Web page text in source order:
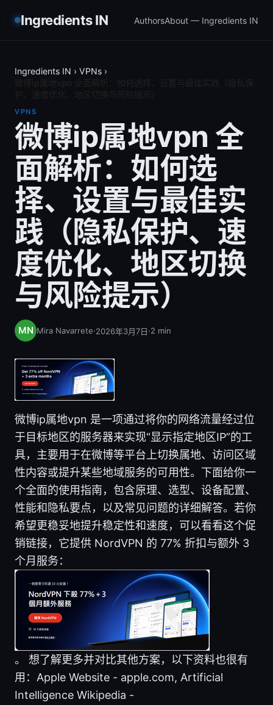
Ingredients IN AuthorsAbout — Ingredients IN
Ingredients IN › VPNs ›
VPNS
微博ip属地vpn 全
面解析：如何选
择、设置与最佳实
践（隐私保护、速
度优化、地区切换
与风险提示）
Mira Navarrete·2026年3月7日·2 min
微博ip属地vpn 是一项通过将你的网络流量经过位
于目标地区的服务器来实现“显示指定地区IP”的工
具，主要用于在微博等平台上切换属地、访问区域
性内容或提升某些地域服务的可用性。下面给你一
个全面的使用指南，包含原理、选型、设备配置、
性能和隐私要点，以及常见问题的详细解答。若你
希望更稳妥地提升稳定性和速度，可以看看这个促
销链接，它提供 NordVPN 的 77% 折扣与额外 3
个月服务：
。 想了解更多并对比其他方案，以下资料也很有
用：Apple Website - apple.com, Artificial
Intelligence Wikipedia -